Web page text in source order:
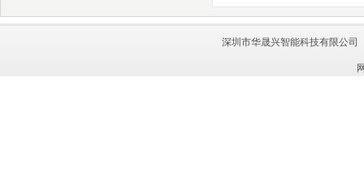
深圳市华晟兴智能科技有限公司